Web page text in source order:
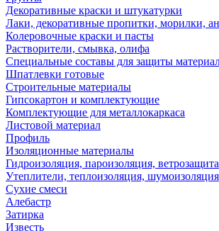
Декоративные краски и штукатурки
Лаки, декоративные пропитки, морилки,
Колеровочные краски и пасты
Растворители, смывка, олифа
Специальные составы для защиты
Шпатлевки готовые
Строительные материалы
Гипсокартон и комплектующие
Комплектующие для металлокаркаса
Листовой материал
Профиль
Изоляционные материалы
Гидроизоляция, пароизоляция, ветрозащита
Утеплители, теплоизоляция, шумоизоляция
Сухие смеси
Алебастр
Затирка
Известь